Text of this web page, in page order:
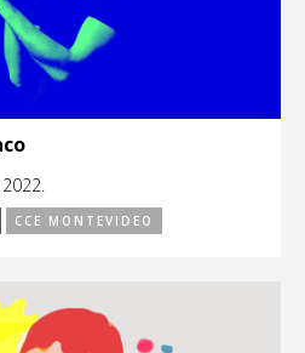
CCE MONTEVIDEO